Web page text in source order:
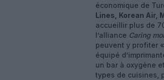
économique de
Lines, Korean Air,
accueillir plus de
l’alliance Caring
peuvent y profiter
équipé
un bar à oxygène
types de cuisines,